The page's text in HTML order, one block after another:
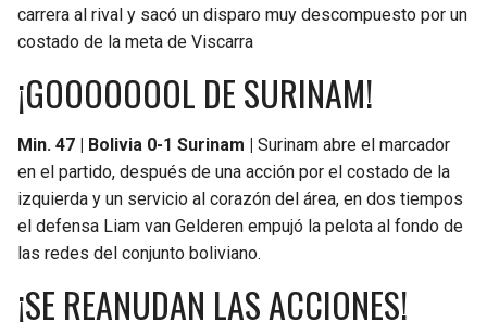
carrera al rival y sacó un disparo muy descompuesto por un
costado de la meta de Viscarra
¡GOOOOOOOL DE SURINAM!
Min. 47 | Bolivia 0-1 Surinam |
Surinam abre el marcador
en el partido, después de una acción por el costado de la
izquierda y un servicio al corazón del área, en dos tiempos
el defensa Liam van Gelderen empujó la pelota al fondo de
las redes del conjunto boliviano.
¡SE REANUDAN LAS ACCIONES!